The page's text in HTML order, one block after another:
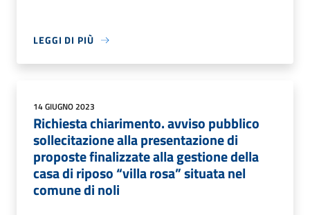
LEGGI DI PIÙ
14 GIUGNO 2023
Richiesta chiarimento. avviso pubblico
sollecitazione alla presentazione di
proposte finalizzate alla gestione della
casa di riposo “villa rosa” situata nel
comune di noli